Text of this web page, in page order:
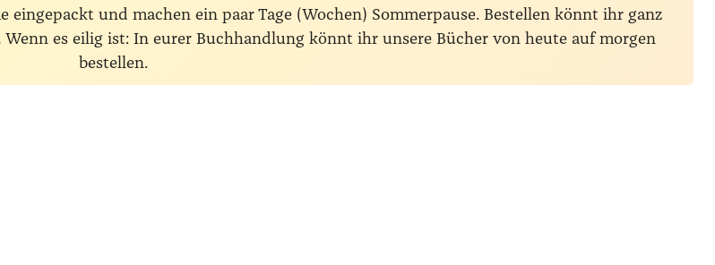
eingepackt und machen ein paar Tage (Wochen) Sommerpause. Bestellen könnt ihr ganz
Wenn es eilig ist: In eurer Buchhandlung könnt ihr unsere Bücher von heute auf morgen
bestellen.